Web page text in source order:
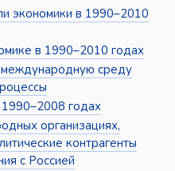
экономики в 1990–2010
в 1990–2010 годах
международную среду
годах
организациях,
контрагенты
с Россией